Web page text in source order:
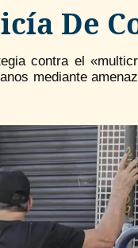
De
contra el
mediante